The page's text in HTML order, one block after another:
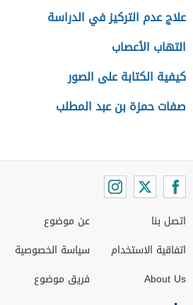
علاج عدم التركيز في الدراسة
التهاب الأعصاب
كيفية الكتابة على الصور
صفات حمزة بن عبد المطلب
اتصل بنا
اتفاقية الاستخدام
About Us
عن موضوع
سياسة الخصوصية
فريق موضوع